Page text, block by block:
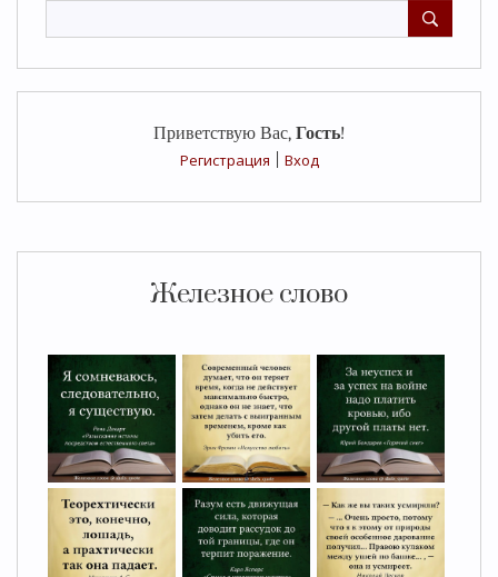
Приветствую Вас, Гость!
Регистрация
Вход
Железное слово